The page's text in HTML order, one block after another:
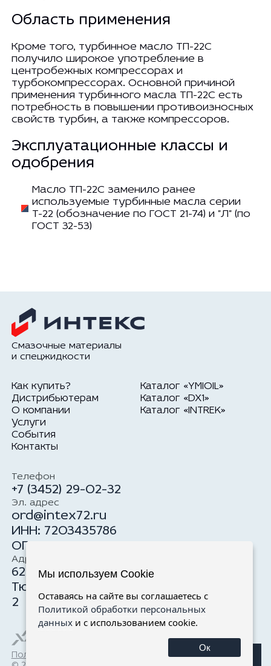
Область применения
Кроме того, турбинное масло ТП-22С
получило широкое употребление в
центробежных компрессорах и
турбокомпрессорах. Основной причиной
применения турбинного масла ТП-22С есть
потребность в повышении противоизносных
свойств турбин, а также компрессоров.
Эксплуатационные классы и
одобрения
Масло ТП-22С заменило ранее
используемые турбинные масла серии
Т-22 (обозначение по ГОСТ 21-74) и "Л" (по
ГОСТ 32-53)
Смазочные материалы
и спецжидкости
Как купить?
Дистрибьютерам
О компании
Услуги
События
Контакты
Каталог «YMIOIL»
Каталог «DX1»
Каталог «INTREK»
Телефон
+7 (3452) 29-02-32
Эл. адрес
ord@intex72.ru
ИНН: 7203435786
ОГРН: 1177232034100
Адрес
625059, Российская Федерация, г.
Тюмень, ул. Тимофея Чаркова, 19, стр.
2
Политика обработки персональных данных
Мы используем Cookie
Оставаясь на сайте вы соглашаетесь с
Политикой обработки персональных
данных и с использованием cookie.
Ок